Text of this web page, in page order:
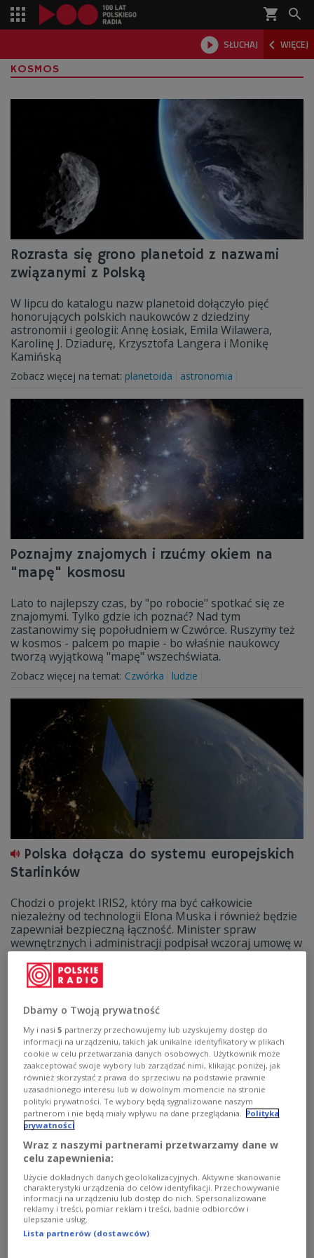
shopping_cart 
 SŁUCHAJ  WIĘCEJ

KOSMOS
Rozrasta się grono planetoid z nazwami
związanymi z Polską
W lipcu do katalogu nazw planetoid dołączyło pięć
honorujących polskich naukowców z dziedziny
astronomii i geologii: Annę Łosiak, Emila Wilawera,
Karolinę J. Dziadurę, Krzysztofa Langera i Monikę
Kamińską
Zobacz więcej na temat: planetoida astronomia
Poznajmy znajomych i rzućmy okiem na
"mapę" kosmosu
Lato to najlepszy czas, by "po robocie" spotkać się ze
znajomymi. Tylko gdzie ich poznać? Nad tym
zastanowimy się popołudniem w Czwórce. Ruszymy też
w kosmos - palcem po mapie - bo właśnie naukowcy
tworzą wyjątkową "mapę" wszechświata.
Zobacz więcej na temat: Czwórka ludzie
Polska dołącza do systemu europejskich
Starlinków
Chodzi o projekt IRIS2, który ma być całkowicie
niezależny od technologii Elona Muska i również będzie
zapewniał bezpieczną łączność. Minister spraw
wewnętrznych i administracji podpisał wczoraj umowę w
tej sprawie.
Zobacz więcej na temat:
Czy ufoludki istnieją? Posłuchaj audycji
"Wakacje z duchami"
Czy ufoludki istnieją, gdzie i kiedy możemy je spotkać?
Może ktoś ze słuchaczy miał przyjemność poznać
takiego zielonego gościa, który przybył na Ziemię z
daleka? W audycji „Wakacje z duchami” w Polskim Radiu
Dbamy o Twoją prywatność
My i nasi5 partnerzy przechowujemy lub uzyskujemy dostęp do
informacji na urządzeniu, takich jak unikalne identyfikatory w plikach
cookie w celu przetwarzania danych osobowych. Użytkownik może
zaakceptować swoje wybory lub zarządzać nimi, klikając poniżej, jak
również skorzystać z prawa do sprzeciwu na podstawie prawnie
uzasadnionego interesu lub w dowolnym momencie na stronie
polityki prywatności. Te wybory będą sygnalizowane naszym
partnerom i nie będą miały wpływu na dane przeglądania. Polityka
prywatności
Wraz z naszymi partnerami przetwarzamy dane w
celu zapewnienia:
Użycie dokładnych danych geolokalizacyjnych. Aktywne skanowanie
charakterystyki urządzenia do celów identyfikacji. Przechowywanie
informacji na urządzeniu lub dostęp do nich. Spersonalizowane
reklamy i treści, pomiar reklam i treści, badnie odbiorców i
ulepszanie usług.
Lista partnerów (dostawców)